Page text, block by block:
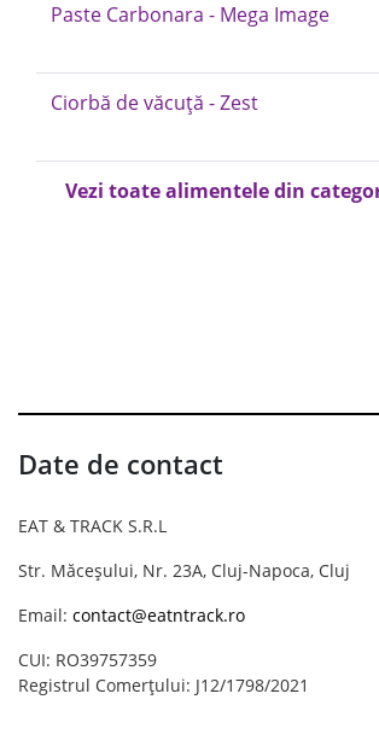
Paste Carbonara - Mega Image
Ciorbă de văcuță - Zest
Vezi toate alimentele din
Date de contact
EAT & TRACK S.R.L
Str. Măceșului, Nr. 23A, Cluj-Napoca, Cluj
Email: contact@eatntrack.ro
CUI: RO39757359
Registrul Comerțului: J12/1798/2021